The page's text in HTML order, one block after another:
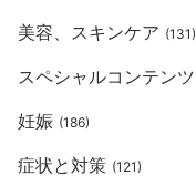
美容、スキンケア (131)
スペシャルコンテンツ
妊娠 (186)
症状と対策 (121)